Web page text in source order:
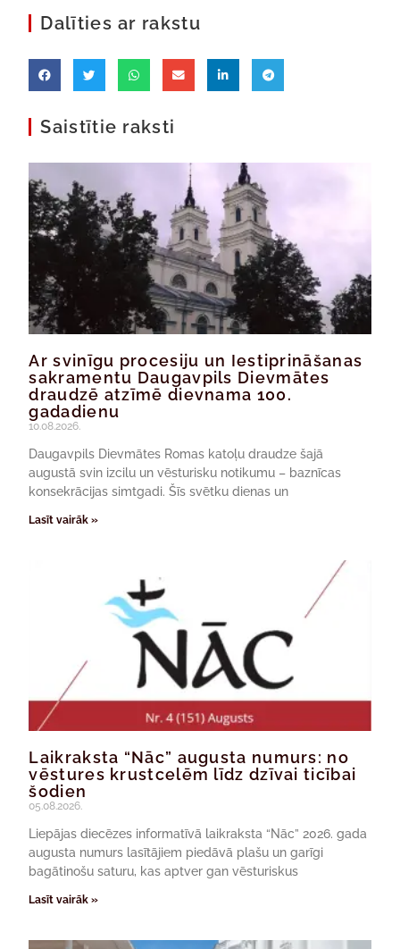
Dalīties ar rakstu
Saistītie raksti
Ar svinīgu procesiju un Iestiprināšanas
sakramentu Daugavpils Dievmātes
draudzē atzīmē dievnama 100.
gadadienu
10.08.2026.
Daugavpils Dievmātes Romas katoļu draudze šajā
augustā svin izcilu un vēsturisku notikumu – baznīcas
konsekrācijas simtgadi. Šīs svētku dienas un
Lasīt vairāk »
Laikraksta “Nāc” augusta numurs: no
vēstures krustcelēm līdz dzīvai ticībai
šodien
05.08.2026.
Liepājas diecēzes informatīvā laikraksta “Nāc” 2026. gada
augusta numurs lasītājiem piedāvā plašu un garīgi
bagātinošu saturu, kas aptver gan vēsturiskus
Lasīt vairāk »